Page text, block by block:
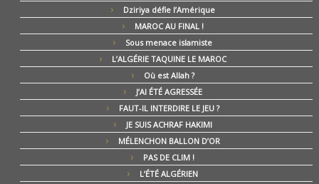
Dziriya défie l’Amérique
MAROC AU FINAL !
Sous menace islamiste
L’ALGÉRIE TAQUINE LE MAROC
Où est Allah ?
J’AI ÉTÉ AGRESSÉE
FAUT-IL INTERDIRE LE JEU ?
JE SUIS ACHRAF HAKIMI
MÉLENCHON BALLON D’OR
PAS DE CLIM !
L’ÉTÉ ALGÉRIEN